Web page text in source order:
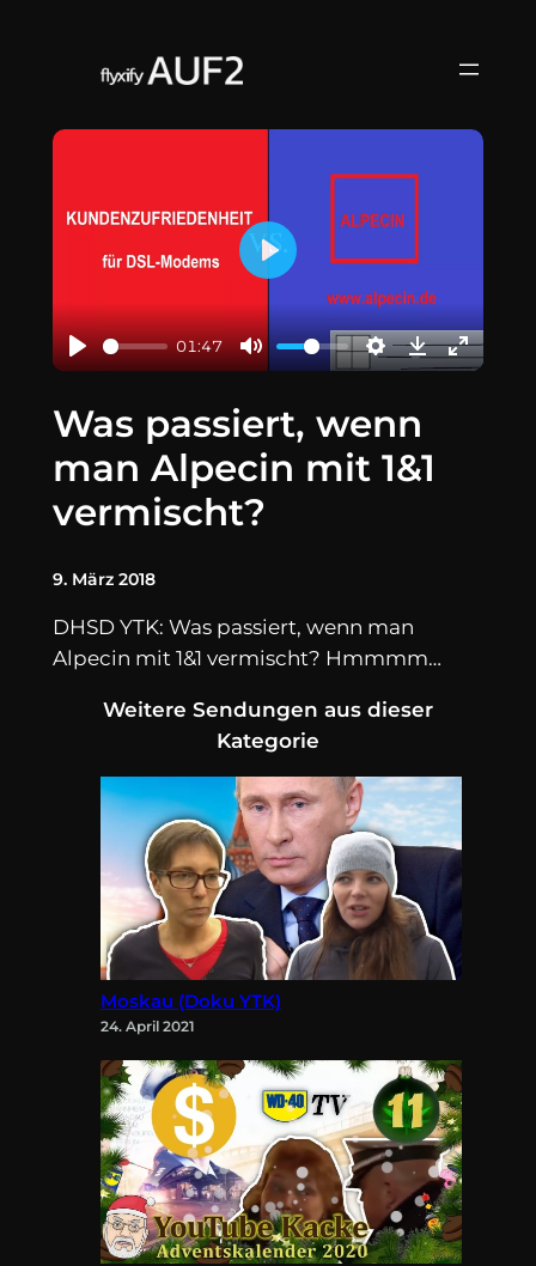
springen
01:47
Play
Was passiert, wenn
man Alpecin mit 1&1
vermischt?
9. März 2018
DHSD YTK: Was passiert, wenn man
Alpecin mit 1&1 vermischt? Hmmmm…
Weitere Sendungen aus dieser
Kategorie
Moskau (Doku YTK)
24. April 2021